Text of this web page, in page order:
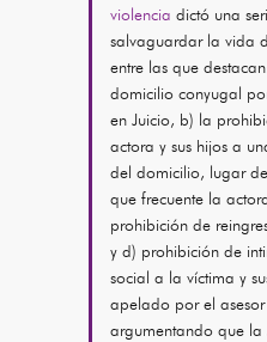
violencia dictó una
salvaguardar la vida
entre las que
domicilio conyugal
en Juicio, b) la
actora y sus hijos a
del domicilio, lugar
que frecuente la
prohibición de
y d) prohibición de
social a la víctima y
apelado por el
argumentando que la